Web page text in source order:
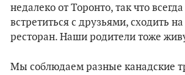
недалеко от Торонто, так что
встретиться с друзьями, сходить
ресторан. Наши родители тоже
Мы соблюдаем разные канадские